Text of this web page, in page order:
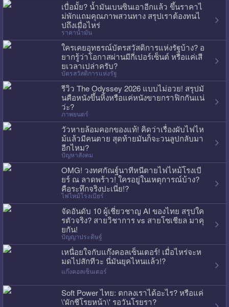
เบื่อมั้ย? น้ำมันเบนซินเอาอีกแล้ว ขึ้นราคาไ
ม่พักแถมคุณภาพสวนทาง สรุปเราต้องทนไ
ปถึงเมื่อไหร่
ราคาน้ำมัน
ใครเคยอุทธรณ์บัตรสวัสดิการแห่งรัฐบ้าง? อ
ยากรู้ว่าโอกาสผ่านมีกี่เปอร์เซ็นต์ หรือแค่เสี
ยเวลาเปล่าครับ?
บัตรสวัสดิการแห่งรัฐ
รีวิว The Odyssey 2026 แบบไม่อวย! สรุปมั
นคือหนังขึ้นหิ้งหรือแค่หนังขายกราฟิกกันแน่
ว่ะ?
ภาพยนตร์
วัวหายล้อมคอกของแท้! คิดว่าเรื่องผับไฟไห
ม้แล้วมีคนตาย สุดท้ายมันก็จะวนลูปกลับมา
อีกไหม?
ปัญหาสังคม
OMG! วงทศกัณฐ์นาทีหนีตายไฟไหม้โรงเบี
ยร์ ณ ลาดพร้าว! ใครอยู่ในเหตุการณ์บ้าง?
คือระทึกจริงปะเนี่ย!?
ไฟไหม้โรงเบียร์
จัดอันดับ 10 ผู้เชี่ยวชาญ AI ของไทย สรุปใค
รตัวจริง? สายวิชาการ vs สายโซเชียล มาคุ
ยกัน!
ปัญญาประดิษฐ์
เหนื่อยใจกับแก๊งคอลเซ็นเตอร์! เมื่อไหร่จะห
มดไปสักทีวะ นี่มันยุคไหนแล้ว!?
แก๊งคอลเซ็นเตอร์
Soft Power ไทย: ตกลงเราได้อะไร? หรือแค่
\'ผักชีโรยหน้า\' รอวันโรยรา?